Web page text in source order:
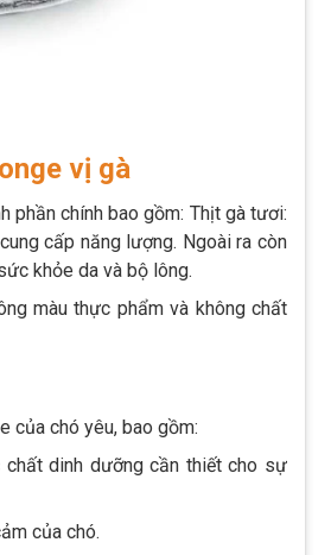
vị gà
phần chính bao gồm: Thịt gà tươi:
cấp năng lượng. Ngoài ra còn
khỏe da và bộ lông.
màu thực phẩm và không chất
của chó yêu, bao gồm:
dinh dưỡng cần thiết cho sự
của chó.